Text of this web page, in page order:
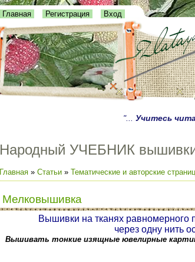
Главная Регистрация Вход
"... Учитесь
Народный УЧЕБНИК
Главная » Статьи » Тематические и авторские
Мелковышивка
Вышивки на тканях равномерного
через одну нить
Вышивать тонкие изящные ювелирные